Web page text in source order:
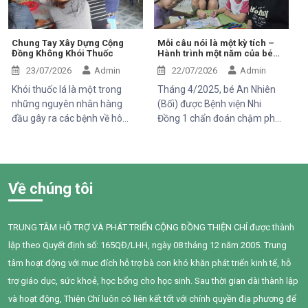
em phải đối mặt với nhiều vấn
đề về sức khỏe, khiến quá
trình phát triển chậm hơn so
với các bạn cùng trang lứa.
Những điều tưởng như rất
bình thường đối với một đứa
trẻ lại là những cột mốc đầy
gian nan đối với em.
Chung Tay Xây Dựng Cộng
Đồng Không Khói Thuốc
23/07/2026
Admin
Khói thuốc lá là một trong
những nguyên nhân hàng
đầu gây ra các bệnh về hô
người hút thuốc bị ảnh hưởng
đặc biệt là trẻ em, phụ nữ
mang thai và người cao tuổi,
cũng phải đối mặt với nhiều
nguy cơ sức khỏe do hít phải
khói thuốc thụ động.
Mỗi câu nói là một kỳ tích –
Hành trình một năm của bé
An Nhiên (Bối)
22/07/2026 Admin
Tháng 4/2025, bé An Nhiên
(Bối) được Bệnh viện Nhi
Đồng 1 chẩn đoán chậm phát
gặp nhiều khó khăn trong
đồng hành tận tâm của các
cô giáo, sự kiên trì của gia
đình và nỗ lực không ngừng
của chính Bối, em đã có
những bước tiến đầy tự hào.
Về chúng tôi
TRUNG TÂM HỖ TRỢ VÀ PHÁT TRIỂN CỘNG ĐỒNG THIỆN CHÍ được thành
lập theo Quyết định số: 165QĐ/LHH, ngày 08 tháng 12 năm 2005. Trung
tâm hoạt động với mục đích hỗ trợ bà con khó khăn phát triển kinh tế, hỗ
trợ giáo dục, sức khoẻ, học bổng cho học sinh. Sau thời gian dài thành lập
và hoạt động, Thiện Chí luôn có liên kết tốt với chính quyền địa phương để